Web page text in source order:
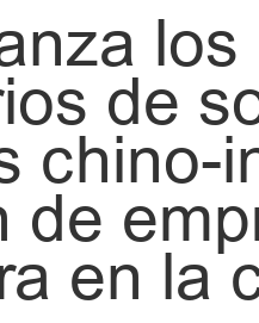
de
chino-
de
en la